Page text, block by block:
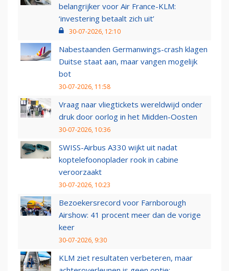
belangrijker voor Air France-KLM:
‘investering betaalt zich uit’
30-07-2026, 12:10
Nabestaanden Germanwings-crash klagen
Duitse staat aan, maar vangen mogelijk
bot
30-07-2026, 11:58
Vraag naar vliegtickets wereldwijd onder
druk door oorlog in het Midden-Oosten
30-07-2026, 10:36
SWISS-Airbus A330 wijkt uit nadat
koptelefoonoplader rook in cabine
veroorzaakt
30-07-2026, 10:23
Bezoekersrecord voor Farnborough
Airshow: 41 procent meer dan de vorige
keer
30-07-2026, 9:30
KLM ziet resultaten verbeteren, maar